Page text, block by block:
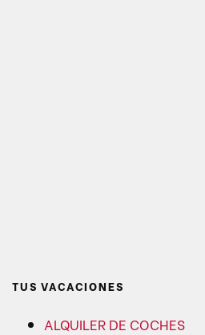
TUS VACACIONES
ALQUILER DE COCHES